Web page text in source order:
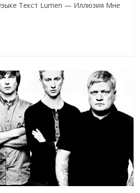
Текст Lumen — Иллюзия Мне